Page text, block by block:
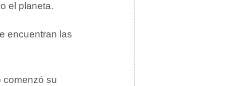
el planeta.
encuentran las
comenzó su